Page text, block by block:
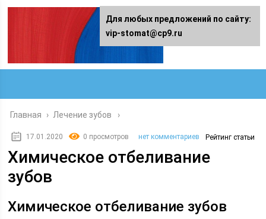
Главная › Лечение зубов
17.01.2020 0 просмотров нет комментариев Рейтинг статьи
Химическое отбеливание
зубов
Химическое отбеливание зубов
Для любых предложений по сайту:
vip-stomat@cp9.ru